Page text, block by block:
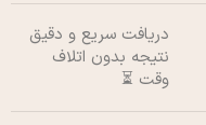
دریافت سریع و دقیق
نتیجه بدون اتلاف
وقت ⏳